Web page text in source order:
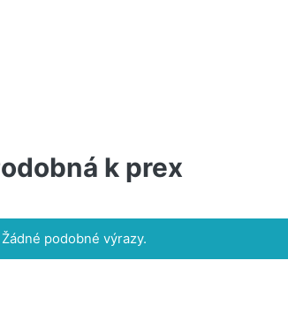
k prex
Žádné podobné výrazy.